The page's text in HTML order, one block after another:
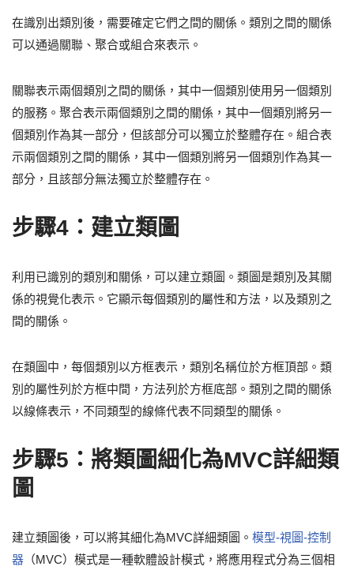
在識別出類別後，需要確定它們之間的關係。類別之間的關係
可以通過關聯、聚合或組合來表示。
關聯表示兩個類別之間的關係，其中一個類別使用另一個類別
的服務。聚合表示兩個類別之間的關係，其中一個類別將另一
個類別作為其一部分，但該部分可以獨立於整體存在。組合表
示兩個類別之間的關係，其中一個類別將另一個類別作為其一
部分，且該部分無法獨立於整體存在。
步驟4：建立類圖
利用已識別的類別和關係，可以建立類圖。類圖是類別及其關
係的視覺化表示。它顯示每個類別的屬性和方法，以及類別之
間的關係。
在類圖中，每個類別以方框表示，類別名稱位於方框頂部。類
別的屬性列於方框中間，方法列於方框底部。類別之間的關係
以線條表示，不同類型的線條代表不同類型的關係。
步驟5：將類圖細化為MVC詳細類
圖
建立類圖後，可以將其細化為MVC詳細類圖。 模型-視圖-控制
器 （MVC）模式是一種軟體設計模式，將應用程式分為三個相